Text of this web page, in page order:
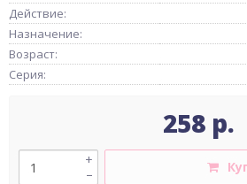
Действие:
Назначение:
Возраст:
Серия:
258 р.
–
+